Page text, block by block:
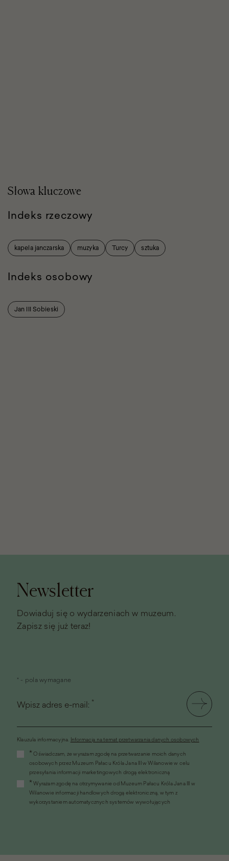
Słowa kluczowe
Indeks rzeczowy
kapela janczarska muzyka Turcy sztuka
Indeks osobowy
Jan III Sobieski
Stopka
Newsletter
Dowiaduj się o wydarzeniach w muzeum.
Zapisz się już teraz!
* - pola wymagane
Wpisz adres e-mail: *
Klauzula informacyjna. Informacja na temat przetwarzania danych osobowych
otworzy
nowym
oknie)
* Oświadczam, że wyrażam zgodę na przetwarzanie moich danych
osobowych przez Muzeum Pałacu Króla Jana III w Wilanowie w celu
przesyłania informacji marketingowych drogą elektroniczną
* Wyrażam zgodę na otrzymywanie od Muzeum Pałacu Króla Jana III w
Wilanowie informacji handlowych drogą elektroniczną, w tym z
wykorzystaniem automatycznych systemów wywołujących